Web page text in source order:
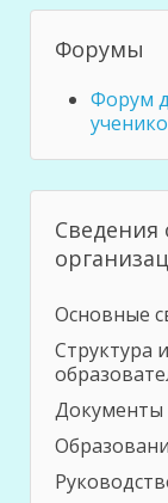
Форумы
Форум
Сведения
Основные
Структура
Документы